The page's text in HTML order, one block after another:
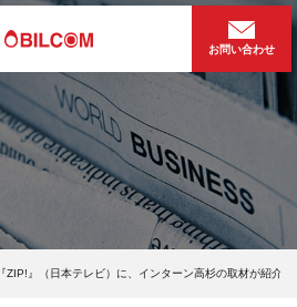
お問い合わせ
『ZIP!』（日本テレビ）に、インターン高杉の取材が紹介さ